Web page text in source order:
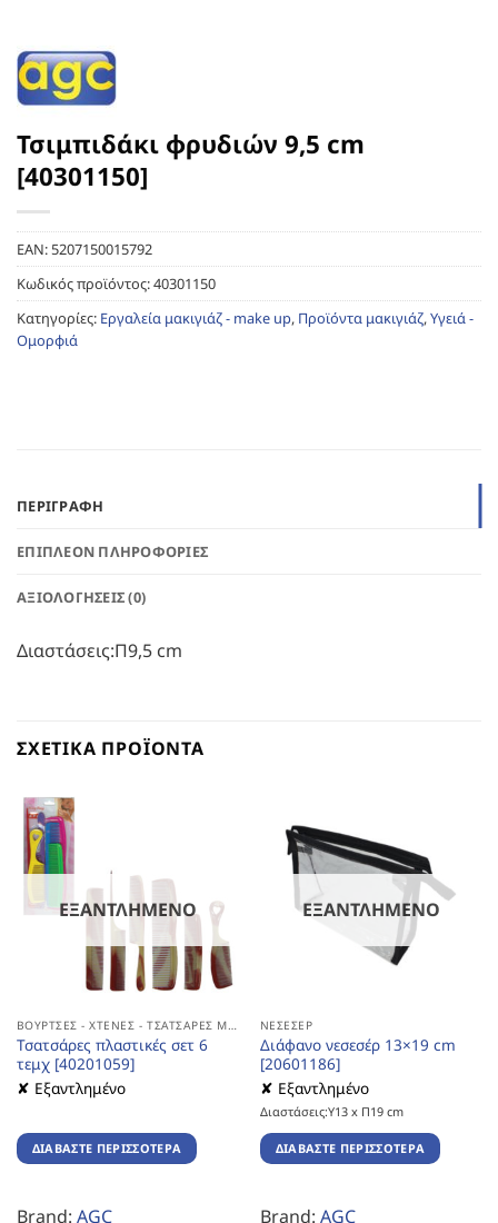
Τσιμπιδάκι φρυδιών 9,5 cm
[40301150]
EAN:5207150015792
Κωδικός προϊόντος:40301150
Κατηγορίες: Εργαλεία μακιγιάζ - make up, Προϊόντα μακιγιάζ,Υγειά -
Ομορφιά
ΠΕΡΙΓΡΑΦΉ
ΕΠΙΠΛΈΟΝ ΠΛΗΡΟΦΟΡΊΕΣ
ΑΞΙΟΛΟΓΉΣΕΙΣ (0)
Διαστάσεις:Π9,5 cm
ΣΧΕΤΙΚΆ ΠΡΟΪΌΝΤΑ
ΕΞΑΝΤΛΗΜΈΝΟ
ΒΟΎΡΤΣΕΣ - ΧΤΈΝΕΣ - ΤΣΑΤΣΆΡΕΣ ΜΑΛΛΙΏΝ
Τσατσάρες πλαστικές σετ 6
τεμχ [40201059]
✘ Εξαντλημένο
ΔΙΑΒΆΣΤΕ ΠΕΡΙΣΣΌΤΕΡΑ
Brand: AGC
ΕΞΑΝΤΛΗΜΈΝΟ
ΝΕΣΕΣΈΡ
Διάφανο νεσεσέρ 13×19 cm
[20601186]
✘ Εξαντλημένο
Διαστάσεις:Υ13 x Π19 cm
ΔΙΑΒΆΣΤΕ ΠΕΡΙΣΣΌΤΕΡΑ
Brand: AGC